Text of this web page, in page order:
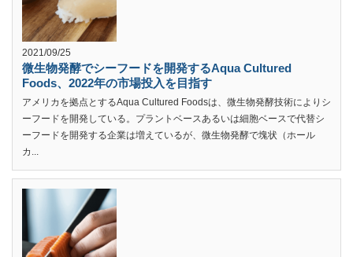
2021/09/25
微生物発酵でシーフードを開発するAqua Cultured
Foods、2022年の市場投入を目指す
アメリカを拠点とするAqua Cultured Foodsは、微生物発酵技術によりシ
ーフードを開発している。プラントベースあるいは細胞ベースで代替シ
ーフードを開発する企業は増えているが、微生物発酵で塊状（ホール
カ...